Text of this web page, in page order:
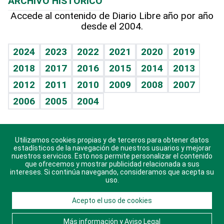
Hablando con el pediatra
Vida y familia
Eñe
Celebrando la vida
Sin complejos
En pocas palabras
Escuchando al corazón
Economía Personal
TBT Deportivo
Más firmas
Hecho en casa
Guía del dinero
Cumpleaños
Horóscopos
Crucigramas
Accede al contenido de Diario Libre año por año
desde el 2004.
2024 2023 2022 2021 2020
2019
2018
2017 2016 2015 2014
2013
2012
2011 2010 2009 2008
2007
2006
2005 2004
Descarga nuestras aplicaciones para Android, iOS y
sistema Huawei.
© 2021 Diario Libre, todos los derechos reservados.
Consulta elAviso Legal. Ponte en Contacto
Utilizamos cookies propias y de terceros para obtener datos
estadísticos de la navegación de nuestros usuarios y mejorar
nuestros servicios. Esto nos permite personalizar el contenido
que ofrecemos y mostrar publicidad relacionada a sus
intereses. Si continúa navegando, consideramos que acepta su
uso.
Acepto el uso de cookies
Más información y Aviso Legal